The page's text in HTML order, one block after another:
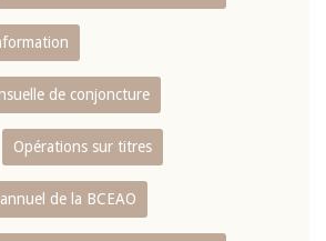
de conjoncture
Opérations sur titres
de la BCEAO